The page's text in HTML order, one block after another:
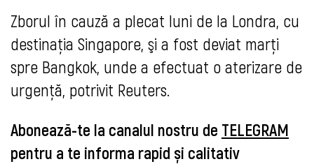
Zborul în cauză a plecat luni de la Londra, cu
destinaţia Singapore, şi a fost deviat marţi
spre Bangkok, unde a efectuat o aterizare de
urgenţă, potrivit Reuters.
Abonează-te la canalul nostru de TELEGRAM
pentru a te informa rapid și calitativ